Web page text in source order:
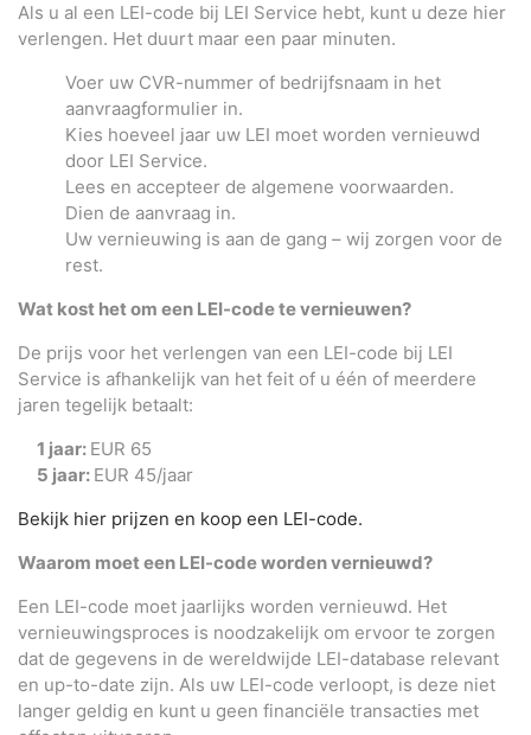
Als u al een LEI-code bij LEI Service hebt, kunt u deze hier
verlengen. Het duurt maar een paar minuten.
Voer uw CVR-nummer of bedrijfsnaam in het
aanvraagformulier in.
Kies hoeveel jaar uw LEI moet worden vernieuwd
door LEI Service.
Lees en accepteer de algemene voorwaarden.
Dien de aanvraag in.
Uw vernieuwing is aan de gang – wij zorgen voor de
rest.
Wat kost het om een LEI-code te vernieuwen?
De prijs voor het verlengen van een LEI-code bij LEI
Service is afhankelijk van het feit of u één of meerdere
jaren tegelijk betaalt:
1 jaar: EUR 65
5 jaar: EUR 45/jaar
Bekijk hier prijzen en koop een LEI-code.
Waarom moet een LEI-code worden vernieuwd?
Een LEI-code moet jaarlijks worden vernieuwd. Het
vernieuwingsproces is noodzakelijk om ervoor te zorgen
dat de gegevens in de wereldwijde LEI-database relevant
en up-to-date zijn. Als uw LEI-code verloopt, is deze niet
langer geldig en kunt u geen financiële transacties met